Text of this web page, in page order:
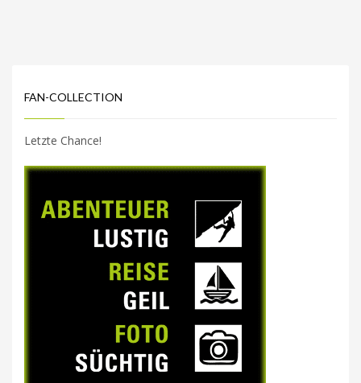
FAN-COLLECTION
Letzte Chance!